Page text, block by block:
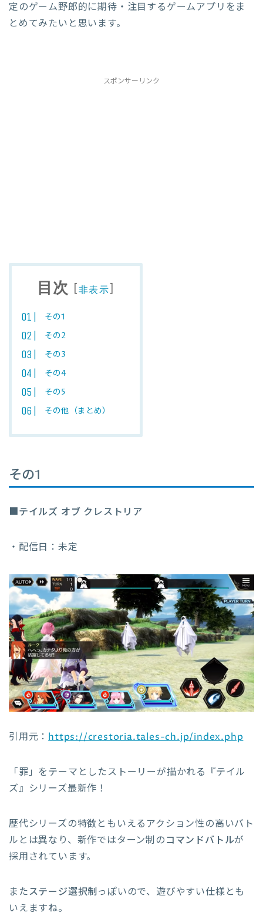
定のゲーム野郎的に期待・注目するゲームアプリをま
とめてみたいと思います。
スポンサーリンク
目次 [非表示]
その1
その2
その3
その4
その5
その他（まとめ）
その1
■テイルズ オブ クレストリア
・配信日：未定
引用元： https://crestoria.tales-ch.jp/index.php
「罪」をテーマとしたストーリーが描かれる『テイル
ズ』シリーズ最新作！
歴代シリーズの特徴ともいえるアクション性の高いバト
ルとは異なり、新作ではターン制のコマンドバトルが
採用されています。
またステージ選択制っぽいので、遊びやすい仕様とも
いえますね。